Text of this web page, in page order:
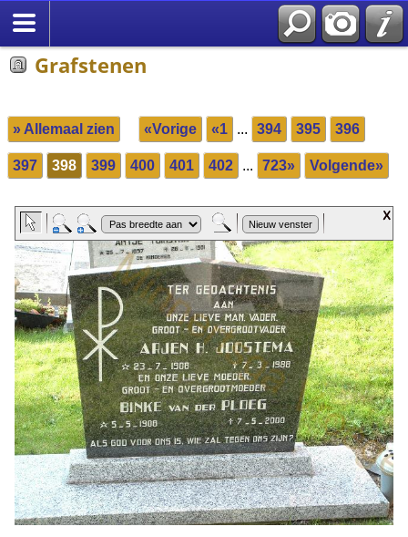
Grafstenen
» Allemaal zien «Vorige «1 ... 394 395 396
397 398 399 400 401 402 ... 723» Volgende»